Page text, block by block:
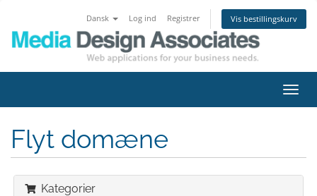
Dansk Log ind Registrer Vis bestillingskurv
Skift
Flyt domæne
Kategorier